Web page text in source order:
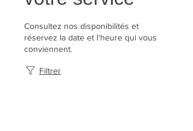
Consultez nos disponibilités et
réservez la date et l'heure qui vous
conviennent.
Filtrer